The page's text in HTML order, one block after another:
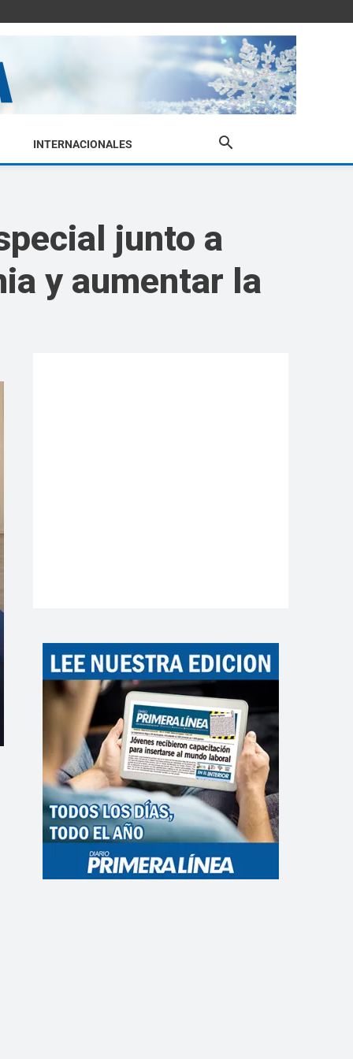
INTERNACIONALES
junto a
y aumentar la